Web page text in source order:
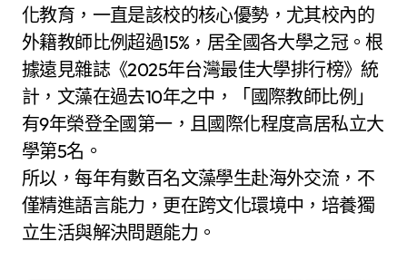
化教育，一直是該校的核心優勢，尤其校內的
外籍教師比例超過15%，居全國各大學之冠。根
據遠見雜誌《2025年台灣最佳大學排行榜》統
計，文藻在過去10年之中，「國際教師比例」
有9年榮登全國第一，且國際化程度高居私立大
學第5名。
所以，每年有數百名文藻學生赴海外交流，不
僅精進語言能力，更在跨文化環境中，培養獨
立生活與解決問題能力。